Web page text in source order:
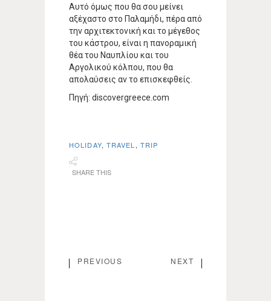
Αυτό όμως που θα σου μείνει
αξέχαστο στο Παλαμήδι, πέρα από
την αρχιτεκτονική και το μέγεθος
του κάστρου, είναι η πανοραμική
θέα του Ναυπλίου και του
Αργολικού κόλπου, που θα
απολαύσεις αν το επισκεφθείς.
Πηγή: discovergreece.com
HOLIDAY, TRAVEL , TRIP
SHARE THIS
PREVIOUS NEXT